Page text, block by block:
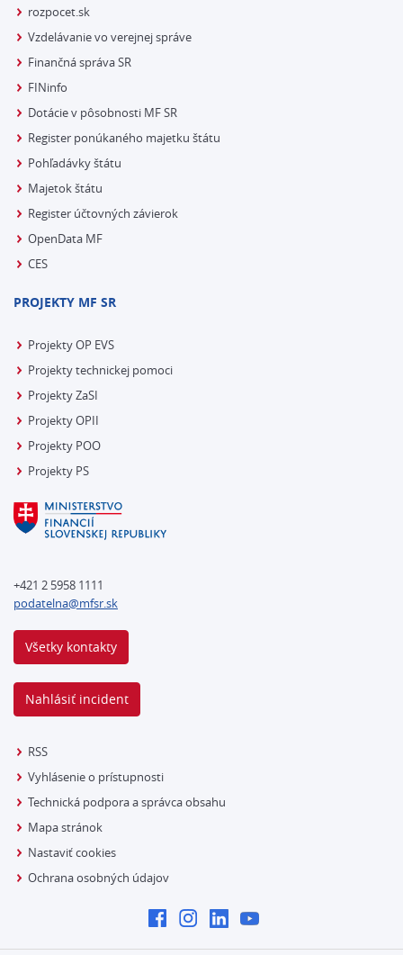
rozpocet.sk
Vzdelávanie vo verejnej správe
Finančná správa SR
FINinfo
Dotácie v pôsobnosti MF SR
Register ponúkaného majetku štátu
Pohľadávky štátu
Majetok štátu
Register účtovných závierok
OpenData MF
CES
PROJEKTY MF SR
Projekty OP EVS
Projekty technickej pomoci
Projekty ZaSI
Projekty OPII
Projekty POO
Projekty PS
+421 2 5958 1111
podatelna@mfsr.sk
Všetky kontakty
Nahlásiť incident
RSS
Vyhlásenie o prístupnosti
Technická podpora a správca obsahu
Mapa stránok
Nastaviť cookies
Ochrana osobných údajov